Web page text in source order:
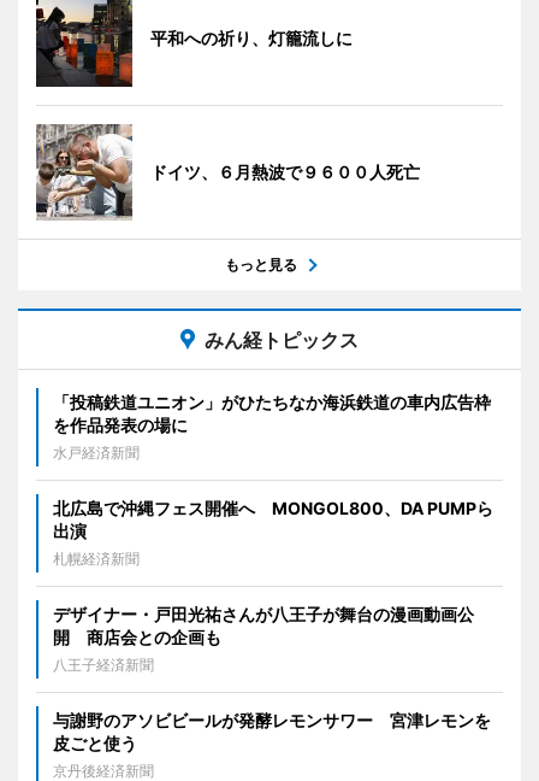
平和への祈り、灯籠流しに
ドイツ、６月熱波で９６００人死亡
もっと見る
みん経トピックス
「投稿鉄道ユニオン」がひたちなか海浜鉄道の車内広告枠
を作品発表の場に
水戸経済新聞
北広島で沖縄フェス開催へ MONGOL800、DA PUMPら
出演
札幌経済新聞
デザイナー・戸田光祐さんが八王子が舞台の漫画動画公
開 商店会との企画も
八王子経済新聞
与謝野のアソビビールが発酵レモンサワー 宮津レモンを
皮ごと使う
京丹後経済新聞